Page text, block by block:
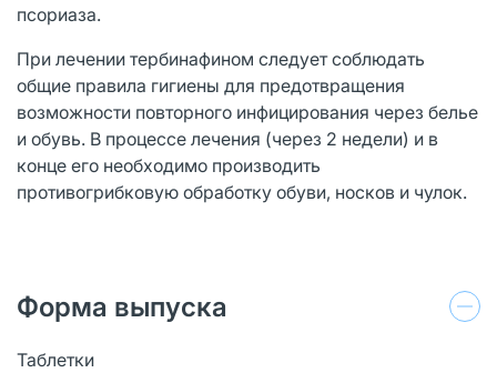
псориаза.
При лечении тербинафином следует соблюдать
общие правила гигиены для предотвращения
возможности повторного инфицирования через белье
и обувь. В процессе лечения (через 2 недели) и в
конце его необходимо производить
противогрибковую обработку обуви, носков и чулок.
Форма выпуска
Таблетки